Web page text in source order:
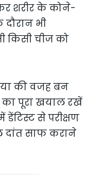
शरीर के कोने-
भी
किसी चीज को
की वजह बन
का पूरा खयाल रखें
से परीक्षण
दांत साफ कराने